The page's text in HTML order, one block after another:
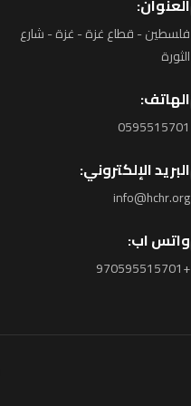
العنوان:
فلسطين - قطاع غزة - غزة - شارع
الثورة
الهاتف:
0595515701
البريد الإلكتروني:
info@hchr.org
واتس اب:
+970595515701